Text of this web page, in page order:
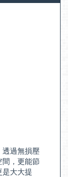
過無損壓
，更能節
大大提